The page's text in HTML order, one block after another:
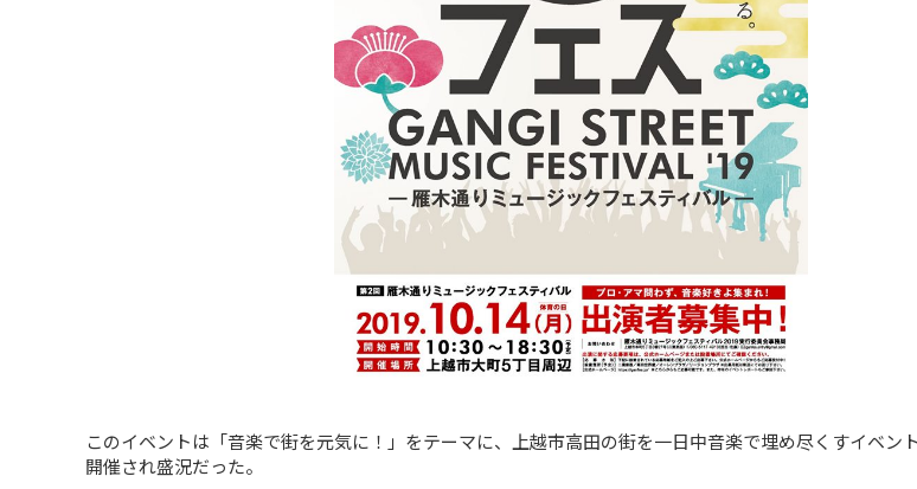
このイベントは「音楽で街を元気に！」をテーマに、上越市高田の街を一日中音楽で埋め尽くすイベン
開催され盛況だった。